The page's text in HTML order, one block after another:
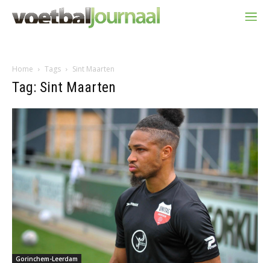
Home Tags Sint Maarten
Tag: Sint Maarten
Gorinchem-Leerdam